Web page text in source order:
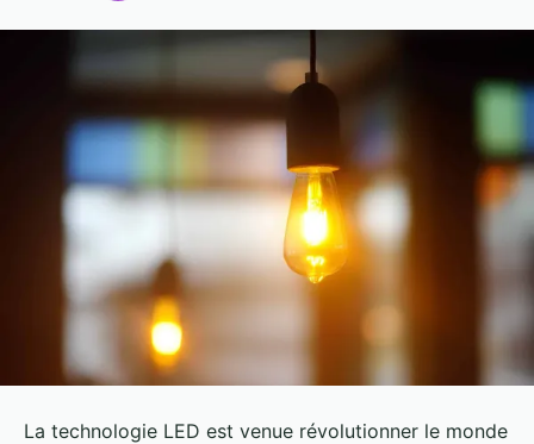
La technologie LED est venue révolutionner le monde